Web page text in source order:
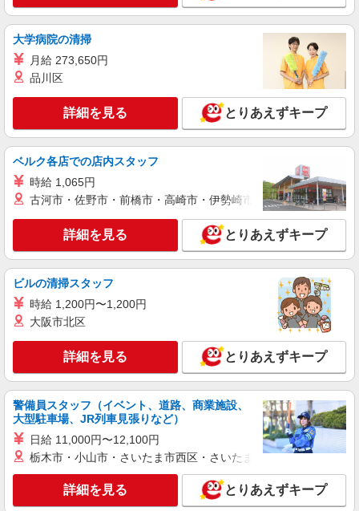
派遣社員
株式会社テクノ・サービス/お仕事No/0898917
時給1200円 月収例：195、000円（月収例21日
実働）（残業・休日出勤手当て等が含まれていま
山梨県北杜市 ＊車・バイク通勤OK
キープ 詳細を見る
株式会社綜合キャリアオプション（1314VJ0805G35★85-N-T4）
組立・加工・食品製造など/日払いOK
時給1,200円 交通費：既定支給
キープ 詳細を見る
派遣社員
株式会社綜合キャリアオプション（1314VJ0805G36★49-S-T3）
電池づくりのマシン操作&見た目チェック/日払
時給1,500円〜1,875円 ※経験・能力による
※深夜手当含む※研修時の時給変動なし 【月収
例】25万1000円(10時間30分×15日+深夜手当) ※
研修後※1ヶ月単位の変形労働制 交通費：既定支
給
山梨県北杜市大泉町
キープ 詳細を見る
大学病院の清掃
月給 273,650円
品川区
詳細を見る とりあえずキープ
ベルク各店での店内スタッフ
時給 1,065円
古河市・佐野市・前橋市・高崎市・伊勢崎市・太田市・館林市
詳細を見る とりあえずキープ
ビルの清掃スタッフ
時給 1,200円〜1,200円
大阪市北区
詳細を見る とりあえずキープ
警備員スタッフ（イベント、道路、商業施設、
大型駐車場、JR列車見張りなど）
日給 11,000円〜12,100円
栃木市・小山市・さいたま市西区・さいたま市岩槻区・久喜市・
詳細を見る とりあえずキープ